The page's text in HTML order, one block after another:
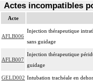
Actes incompatibles
Acte
AFLB006
Injection thérapeutique
sans guidage
AFLB007
Injection thérapeutique
guidage
GELD002 Intubation trachéale en